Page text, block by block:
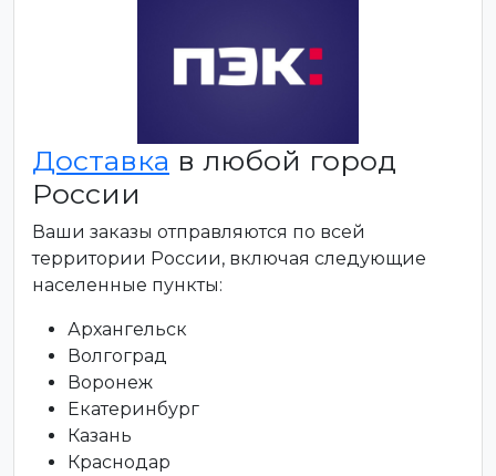
Доставка в любой город
России
Ваши заказы отправляются по всей
территории России, включая следующие
населенные пункты:
Архангельск
Волгоград
Воронеж
Екатеринбург
Казань
Краснодар